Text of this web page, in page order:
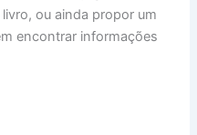
ou ainda propor um
encontrar informações